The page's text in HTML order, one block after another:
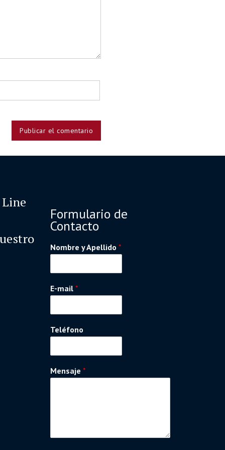
Formulario de
Contacto
Nombre y Apellido *
E-mail *
Teléfono
Mensaje *